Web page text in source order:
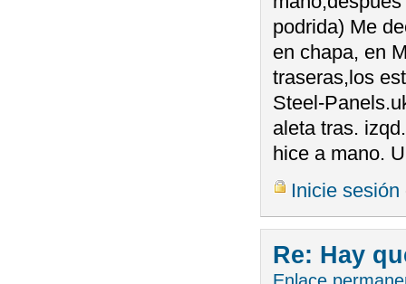
podrida) Me
en chapa, en
traseras,los
Steel-
aleta tras.
hice a mano.
Inicie sesión
Re: Hay